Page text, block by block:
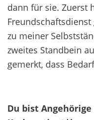
dann für sie. Zuerst
zu meiner
zweites Standbein
gemerkt, dass
Du bist